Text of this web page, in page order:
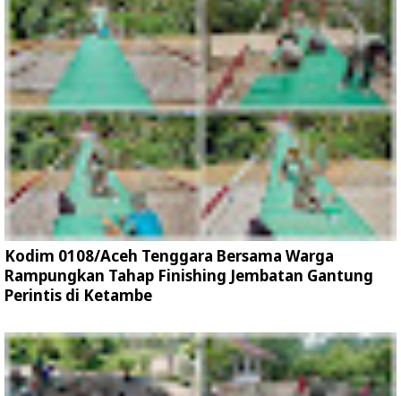
Kodim 0108/Aceh Tenggara Bersama Warga
Rampungkan Tahap Finishing Jembatan Gantung
Perintis di Ketambe